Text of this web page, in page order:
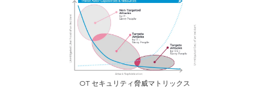
OT セキュリティ脅威マトリックス